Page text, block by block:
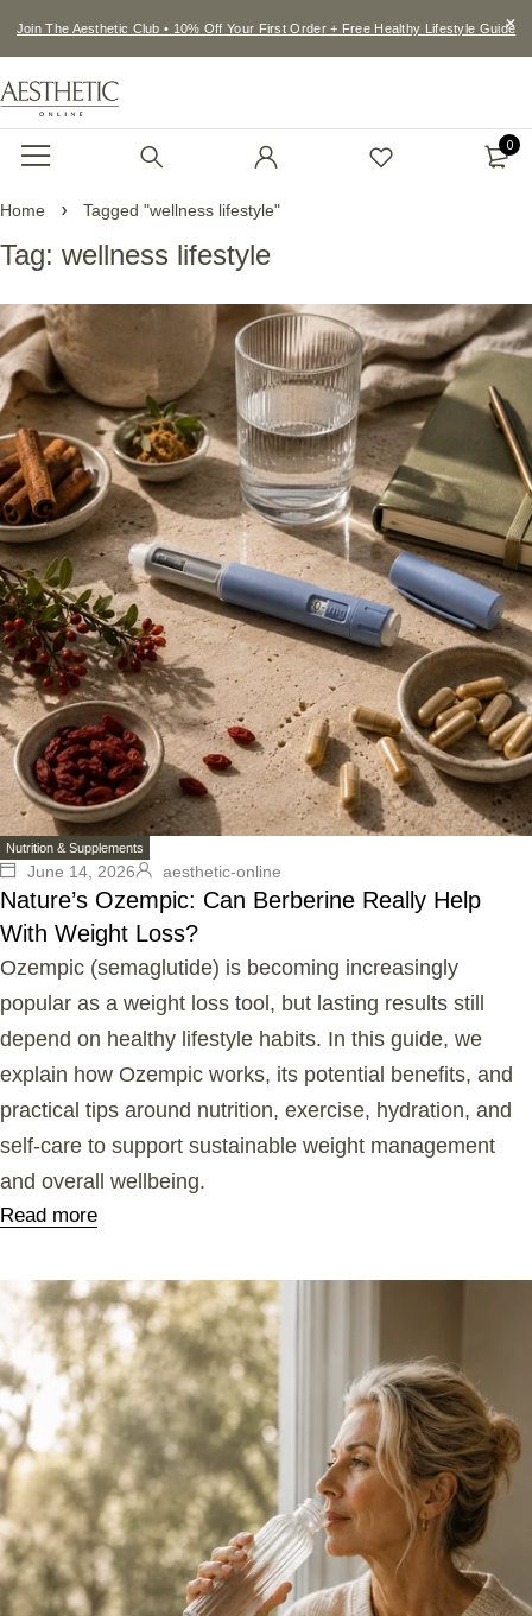
Join The Aesthetic Club • 10% Off Your First Order + Free Healthy Lifestyle Guide
0
Home Tagged "wellness lifestyle"
Tag: wellness lifestyle
Nutrition & Supplements
June 14, 2026 aesthetic-online
Nature’s Ozempic: Can Berberine Really Help
With Weight Loss?
Ozempic (semaglutide) is becoming increasingly
popular as a weight loss tool, but lasting results still
depend on healthy lifestyle habits. In this guide, we
explain how Ozempic works, its potential benefits, and
practical tips around nutrition, exercise, hydration, and
self-care to support sustainable weight management
and overall wellbeing.
Read more